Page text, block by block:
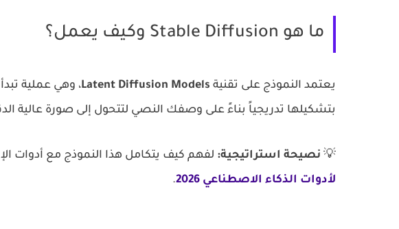
ما هو Stable Diffusion وكيف يعمل؟
يعتمد النموذج على تقنية Latent Diffusion Models، وهي عملية
بتشكيلها تدريجياً بناءً على وصفك النصي لتتحول إلى صورة عالية
💡 نصيحة استراتيجية: لفهم كيف يتكامل هذا النموذج مع أدوات
لأدوات الذكاء الاصطناعي 2026
.